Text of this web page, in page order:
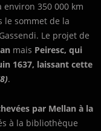
350 000 km
le sommet de la
Le projet de
mais Peiresc, qui
1637, laissant cette
.
par Mellan à la
à la bibliothèque